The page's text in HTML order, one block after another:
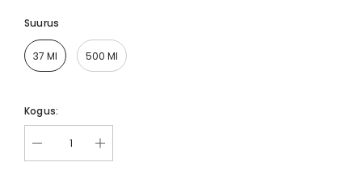
Suurus
37 Ml 500 Ml
Kogus: